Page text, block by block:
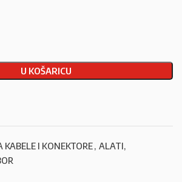
U KOŠARICU
KABELE I KONEKTORE, ALATI,